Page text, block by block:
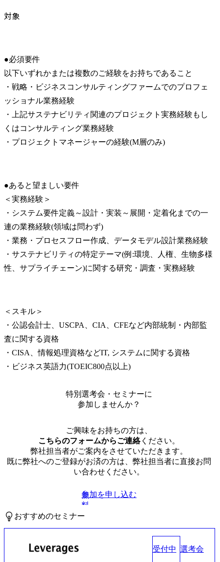
対象
●必須要件
以下いずれかまたは複数のご経験をお持ちであること
・戦略・ビジネスコンサルティングファームでのプロフェ
ッショナル業務経験
・上記サステナビリティ関連のプロジェクト実務経験もし
くはコンサルティング業務経験
・プロジェクトマネージャーの経験(M層のみ)
●あると望ましい要件
＜実務経験＞
・システム要件定義～設計・実装～展開・定着化までの一
連の業務経験(領域は問わず)
・業務・プロセスフロー作成、データモデル設計業務経験
・サステナビリティの特定テーマ(例:環境、人権、生物多様
性、サプライチェーン)に関する研究・調査・実務経験
＜スキル＞
・公認会計士、USCPA、CIA、CFEなど内部統制・内部監
査に関する資格
・CISA、情報処理資格などIT, システムに関する資格
・ビジネス英語力(TOEIC800点以上)
特別選考会・セミナーに
参加しませんか？
ご興味をお持ちの方は、
こちらのフォームからご連絡ください。
弊社担当者がご案内をさせていただきます。
既に弊社へのご登録がお済の方は、弊社担当者に直接お問
い合わせください。
無
料
参加を申し込む
おすすめのセミナー
受付中 選考会